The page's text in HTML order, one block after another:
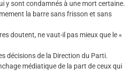
y sont condamnés à une mort certaine.
la barre sans frisson et sans
doutent, ne vaut-il pas mieux que le «
décisions de la Direction du Parti.
médiatique de la part de ceux qui